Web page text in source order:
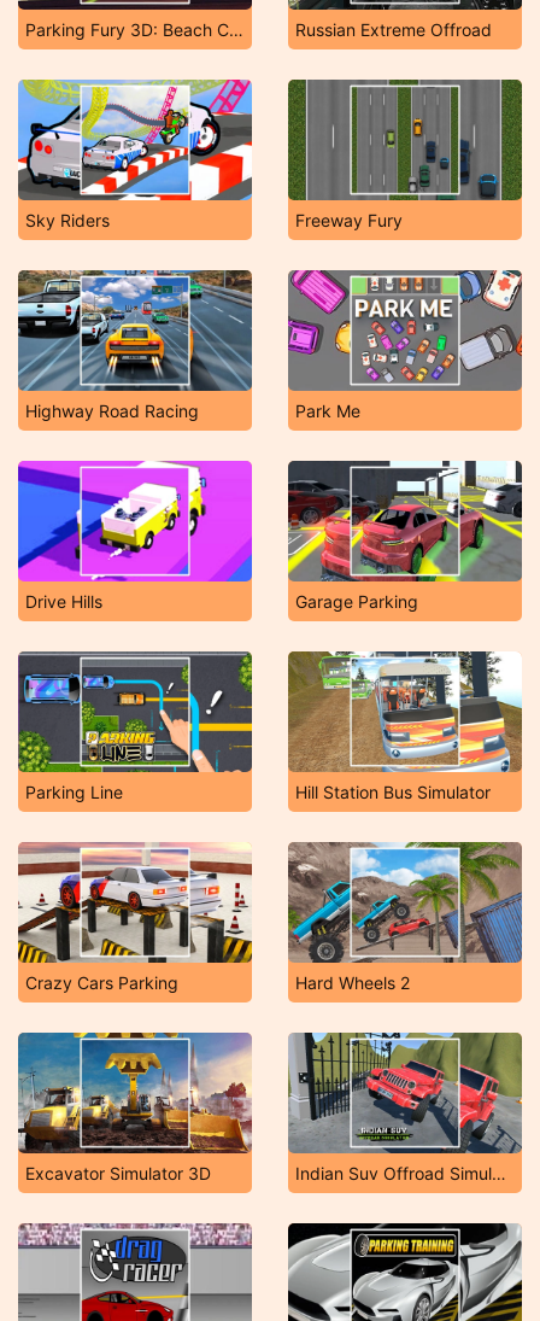
Parking Fury 3D: Beach City 2 Russian Extreme Offroad
Sky Riders Freeway Fury
Highway Road Racing Park Me
Drive Hills Garage Parking
Parking Line Hill Station Bus Simulator
Crazy Cars Parking Hard Wheels 2
Excavator Simulator 3D Indian Suv Offroad Simulator